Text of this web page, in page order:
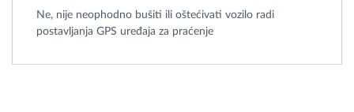
Ne, nije neophodno bušiti ili oštećivati vozilo radi
postavljanja GPS uređaja za praćenje